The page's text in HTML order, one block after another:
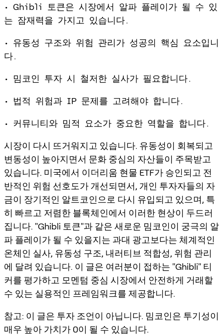
• Ghibli 토큰은 시장에서 알파 플레이가 될 수 있
는 잠재력을 가지고 있습니다.
• 유동성 구조와 위험 관리가 성공의 핵심 요소입니
다.
• 밈코인 투자 시 철저한 실사가 필요합니다.
• 법적 위험과 IP 문제를 고려해야 합니다.
• 커뮤니티와 밈적 요소가 중요한 역할을 합니다.
시장이 다시 뜨거워지고 있습니다. 유동성이 회복되고
변동성이 높아지면서 문화 중심의 자산들이 주목받고
있습니다. 미국에서 이더리움 현물 ETF가 승인되고 전
반적인 위험 선호도가 개선되면서, 개인 투자자들의 자
금이 장기적인 알트코인으로 다시 유입되고 있으며, 특
히 빠르고 저렴한 블록체인에서 이러한 현상이 두드러
집니다. "Ghibli 토큰"과 같은 새로운 밈코인이 궁극의 알
파 플레이가 될 수 있을지는 과대 광고보다는 체계적인
온체인 실사, 유동성 구조, 내러티브 적합성, 위험 관리
에 달려 있습니다. 이 글은 여러분이 접하는 "Ghibli" 티
커를 평가하고 모멘텀 중심 시장에서 안전하게 거래할
수 있는 실용적인 프레임워크를 제공합니다.
참고: 이 글은 투자 조언이 아닙니다. 밈코인은 투기성이
매우 높아 가치가 0이 될 수 있습니다.